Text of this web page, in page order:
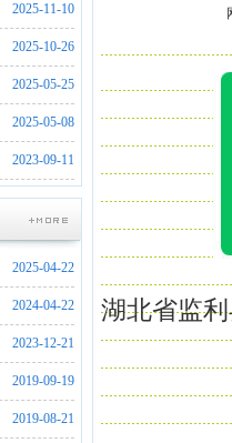
2025-11-10
2025-10-26
2025-05-25
2025-05-08
2023-09-11
2025-04-22
2024-04-22
2023-12-21
2019-09-19
2019-08-21
2025-02-17
2024-02-21
湖北省监